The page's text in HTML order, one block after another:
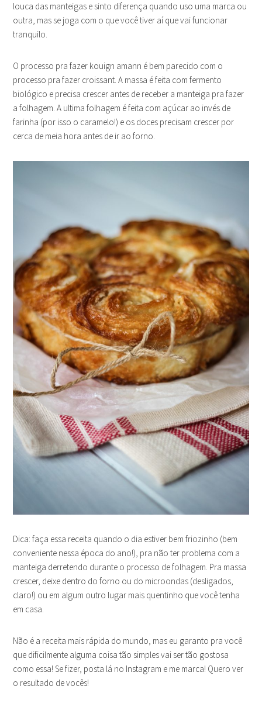
louca das manteigas e sinto diferença quando uso uma marca ou
outra, mas se joga com o que você tiver aí que vai funcionar
tranquilo.
O processo pra fazer kouign amann é bem parecido com o
processo pra fazer croissant. A massa é feita com fermento
biológico e precisa crescer antes de receber a manteiga pra fazer
a folhagem. A ultima folhagem é feita com açúcar ao invés de
farinha (por isso o caramelo!) e os doces precisam crescer por
cerca de meia hora antes de ir ao forno.
Dica: faça essa receita quando o dia estiver bem friozinho (bem
conveniente nessa época do ano!), pra não ter problema com a
manteiga derretendo durante o processo de folhagem. Pra massa
crescer, deixe dentro do forno ou do microondas (desligados,
claro!) ou em algum outro lugar mais quentinho que você tenha
em casa.
Não é a receita mais rápida do mundo, mas eu garanto pra você
que dificilmente alguma coisa tão simples vai ser tão gostosa
como essa! Se fizer, posta lá no Instagram e me marca! Quero ver
o resultado de vocês!